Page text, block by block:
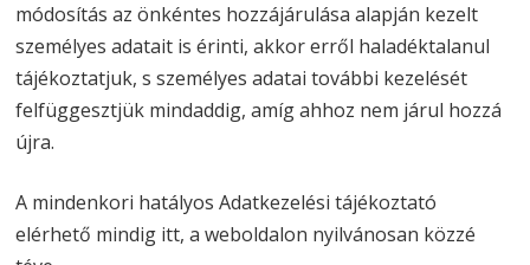
módosítás az önkéntes hozzájárulása alapján kezelt
személyes adatait is érinti, akkor erről haladéktalanul
tájékoztatjuk, s személyes adatai további kezelését
felfüggesztjük mindaddig, amíg ahhoz nem járul hozzá
újra.
A mindenkori hatályos Adatkezelési tájékoztató
elérhető mindig itt, a weboldalon nyilvánosan közzé